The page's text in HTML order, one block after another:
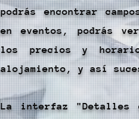
podrás encontrar
en eventos, podrás
los precios y
alojamiento, y así
​La interfaz "Detalles